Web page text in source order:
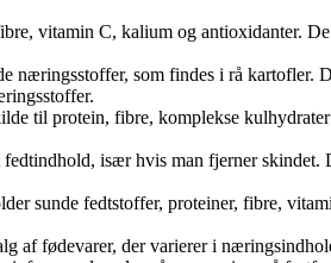
vitamin C, kalium og antioxidanter.
næringsstoffer, som findes i rå
til protein, fibre, komplekse
især hvis man fjerner
sunde fedtstoffer, proteiner, fibre,
af fødevarer, der varierer i